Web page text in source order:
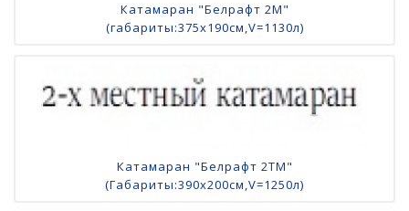
Катамаран "Белрафт 2М"
(габариты:375х190см,V=1130л)
Катамаран "Белрафт 2ТМ"
(Габариты:390х200см,V=1250л)